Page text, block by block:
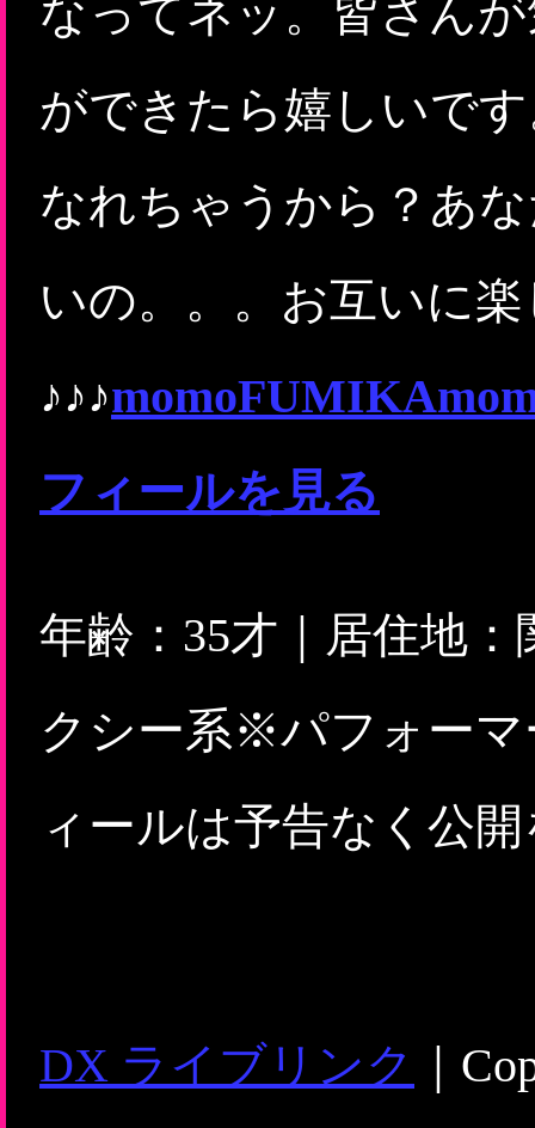
なってネッ。皆さん
ができたら嬉しいで
なれちゃうから？あ
いの。。。お互いに
♪♪♪
フィールを見る
年齢：35才｜居住地
クシー系※パフォーマ
ィールは予告なく公
DX ライブリンク
｜